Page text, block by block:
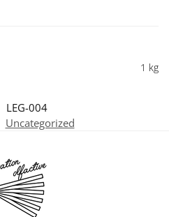
1 kg
LEG-004
Uncategorized